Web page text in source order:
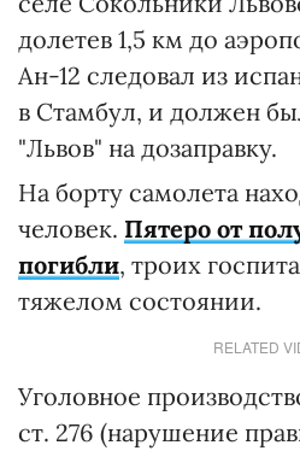
долетев 1,5 км до
Ан-12 следовал из
в Стамбул, и должен
"Львов" на дозаправку.
На борту самолета
человек. Пятеро от
погибли, троих
тяжелом состоянии.
RELATED
Уголовное
ст. 276 (нарушение